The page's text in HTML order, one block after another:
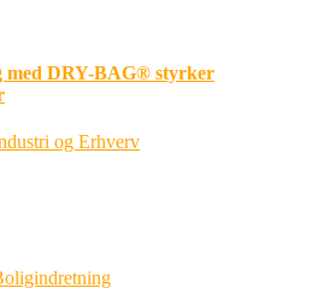
med DRY-BAG® styrker
og Erhverv